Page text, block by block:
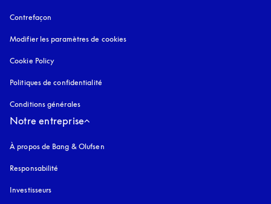
Contrefaçon
Modifier les paramètres de cookies
Cookie Policy
Politiques de confidentialité
Conditions générales
Notre entreprise
À propos de Bang & Olufsen
Responsabilité
Investisseurs